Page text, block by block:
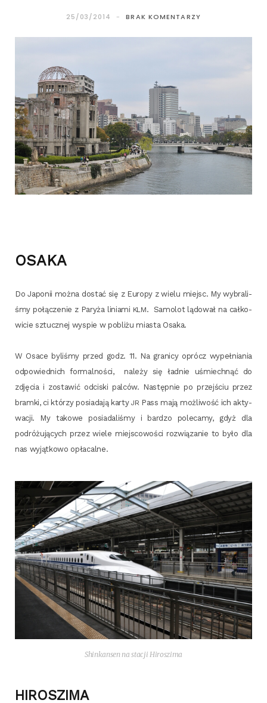
25/03/2014 BRAK KOMENTARZY
OSAKA
Do Japo­nii moż­na dostać się z Euro­py z wie­lu miejsc. My wybra­li­
śmy połą­cze­nie z Pary­ża linia­mi KLM. Samo­lot lądo­wał na cał­ko­
wi­cie sztucz­nej wyspie w pobli­żu mia­sta Osaka.
W Osa­ce byli­śmy przed godz. 11. Na gra­ni­cy oprócz wypeł­nia­nia
odpo­wied­nich for­mal­no­ści, nale­ży się ład­nie uśmiech­nąć do
zdję­cia i zosta­wić odci­ski pal­ców. Następ­nie po przej­ściu przez
bram­ki, ci któ­rzy posia­da­ją kar­tyJRPass mają moż­li­wość ich akty­
wa­cji. My tako­we posia­da­li­śmy i bar­dzo pole­ca­my, gdyż dla
podró­żu­ją­cych przez wie­le miej­sco­wo­ści roz­wią­za­nie to było dla
nas wyjąt­ko­wo opłacalne.
Shin­kan­sen na sta­cji Hiroszima
HIROSZIMA